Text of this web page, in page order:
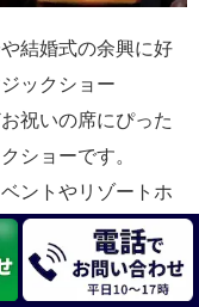
結婚式の余興に好
ックショー
祝いの席にぴった
ショーです。
ントやリゾートホ
応しています。